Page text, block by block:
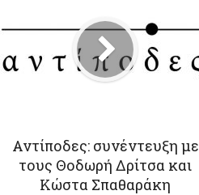
Αντίποδες: συνέντευξη με
τους Θοδωρή Δρίτσα και
Κώστα Σπαθαράκη